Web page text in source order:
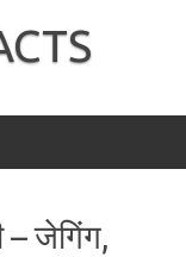
– जेगिंग,